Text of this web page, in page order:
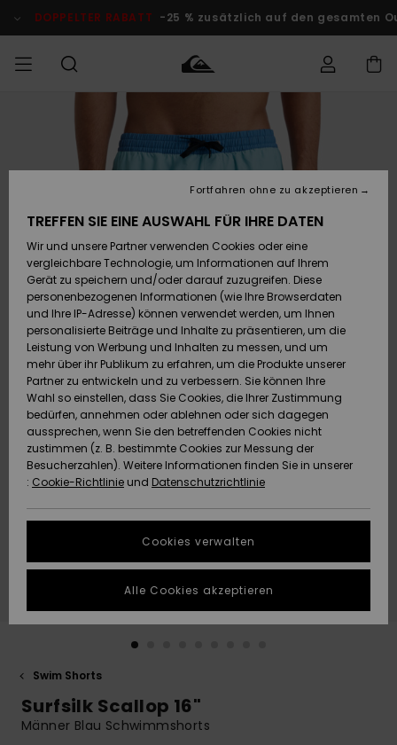
Produktinformation
DOPPELTER RABATT -25 % zusätzlich auf den gesamten
Accessoires
Schuhe&
Flip-Flops
Surf
Snow
Brandneu
Highlights
JUNGEN
Accessoires
Schuhe&
Flip-Flops
Surf
Snow
Brandneu
Highlights
FRAUEN
Brandneu
Highlights
Snow
SURF
Männer
Kinder
Highlights
Community
SNOW
Männer
Kinder
Snow Shop
Damen
Highlights
Community
DOPPELTER
RABATT
Herren
KINDER
Outlet
Frauen
HILFE & KONTAKT
Bestellung
zugreifen
Versand
Retouren
Bezahlung
Geschenkkarte
Quiksilver
Freedom
Datenschutz
Starten Sie eine
Unterhaltung,
schnellste
Antwort auf Ihre
Frage zu
Finden Sie
NACHHALTIGKEIT
WUNSCHLISTE
Swim Shorts
Surfsilk Scallop 16"
Männer Blau Schwimmshorts
TREFFEN SIE EINE AUSWAHL FÜR IHRE DATEN
Wir und unsere Partner verwenden Cookies oder eine
vergleichbare Technologie, um Informationen auf Ihrem
Gerät zu speichern und/oder darauf zuzugreifen. Diese
personenbezogenen Informationen (wie Ihre Browserdaten
und Ihre IP-Adresse) können verwendet werden, um Ihnen
personalisierte Beiträge und Inhalte zu präsentieren, um die
Leistung von Werbung und Inhalten zu messen, und um
mehr über ihr Publikum zu erfahren, um die Produkte unserer
Partner zu entwickeln und zu verbessern. Sie können Ihre
Wahl so einstellen, dass Sie Cookies, die Ihrer Zustimmung
bedürfen, annehmen oder ablehnen oder sich dagegen
aussprechen, wenn Sie den betreffenden Cookies nicht
zustimmen (z. B. bestimmte Cookies zur Messung der
Besucherzahlen). Weitere Informationen finden Sie in unserer
: Cookie-Richtlinie und Datenschutzrichtlinie
Cookies verwalten
Fortfahren ohne zu akzeptieren
Alle Cookies akzeptieren